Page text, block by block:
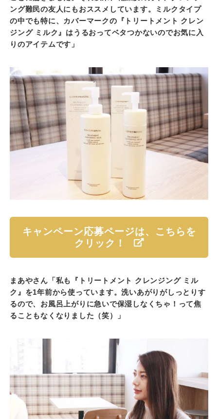
ング難民の友人にもおススメしています。ミルクタイプ
の中でも特に、カバーマークの『トリートメント クレン
ジング ミルク』はうるおってベタつかないのでお気に入
りのアイテムです」
キャンペーン応募ページは、こちらを
クリック！
まあやさん「私も『トリートメント クレンジング ミル
ク』を1年前から使っています。洗いあがりがしっとりす
るので、お風呂上がりに急いで保湿しなくちゃ！って焦
ることもなくなりました（笑）」